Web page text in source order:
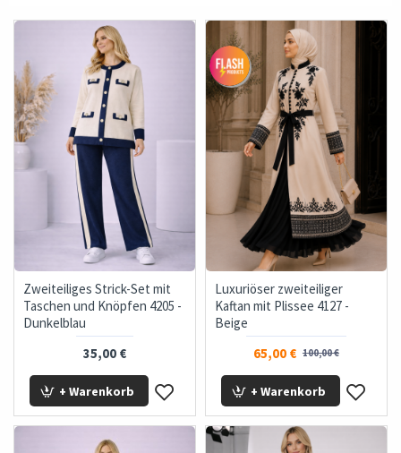
Zweiteiliges Strick-Set mit
Taschen und Knöpfen 4205 -
Dunkelblau
35,00 €
+ Warenkorb
Luxuriöser zweiteiliger
Kaftan mit Plissee 4127 -
Beige
65,00 € 100,00 €
+ Warenkorb